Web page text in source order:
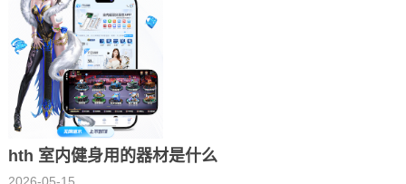
hth 室内健身用的器材是什么